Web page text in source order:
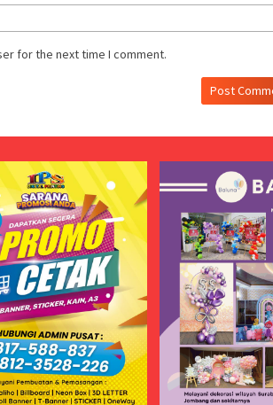
for the next time I comment.